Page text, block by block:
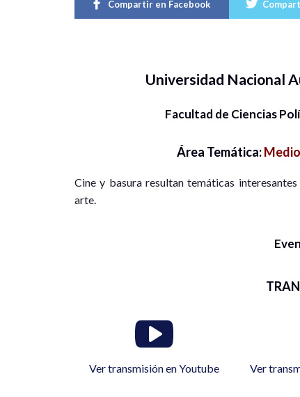
Compartir en Facebook
Universidad Nacional
Facultad de Ciencias
Área Temática:
Cine y basura resultan temáticas
arte.
Ver transmisión en Youtube Ver